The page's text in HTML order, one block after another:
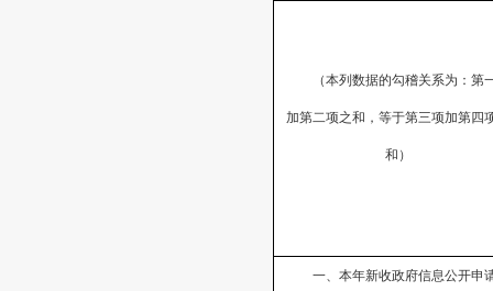
（本列数据的勾稽关系为：第
加第二项之和，等于第三项加第四
和）
一、本年新收政府信息公开申